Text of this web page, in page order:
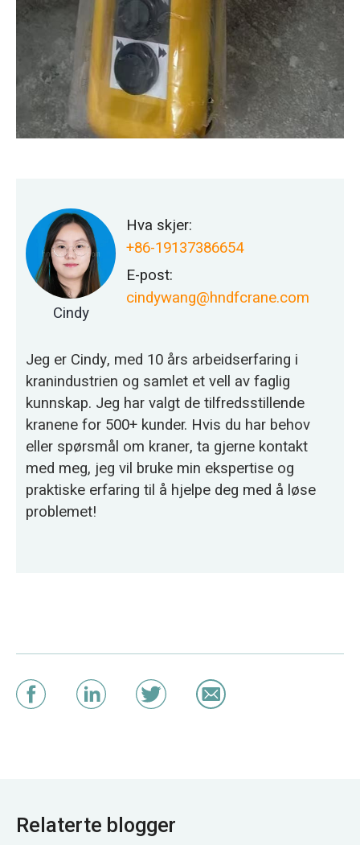
Cindy
Hva skjer:
+86-19137386654
E-post:
cindywang@hndfcrane.com
Jeg er Cindy, med 10 års arbeidserfaring i
kranindustrien og samlet et vell av faglig
kunnskap. Jeg har valgt de tilfredsstillende
kranene for 500+ kunder. Hvis du har behov
eller spørsmål om kraner, ta gjerne kontakt
med meg, jeg vil bruke min ekspertise og
praktiske erfaring til å hjelpe deg med å løse
problemet!
Relaterte blogger